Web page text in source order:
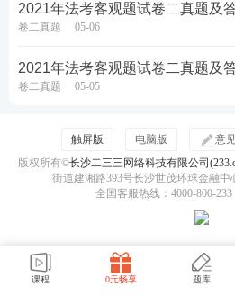
2021年法考客观题试卷二真题及
卷二真题 05-06
2021年法考客观题试卷二真题及
卷二真题 05-05
触屏版 电脑版 意
版权所有©长沙二三三网络科技有限公司
街道建湘路393号长沙世茂环球金融中
全国客服热线：4000-800-233
课程 0元畅享 题库